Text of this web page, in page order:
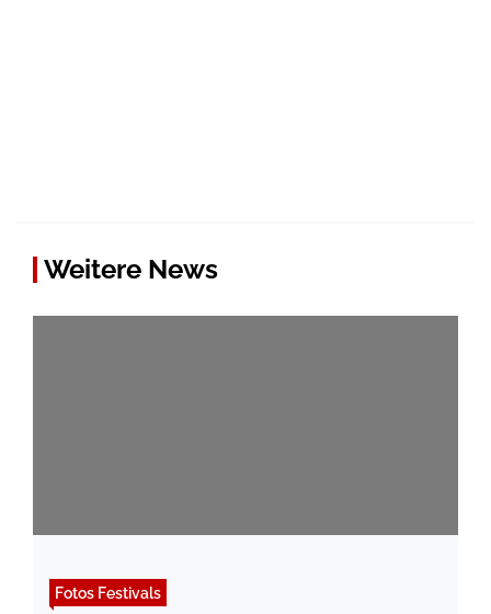
Weitere News
Fotos Festivals